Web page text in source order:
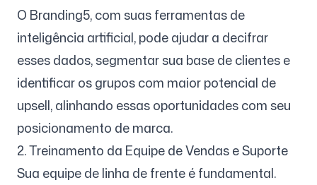
O Branding5, com suas ferramentas de
inteligência artificial, pode ajudar a decifrar
esses dados, segmentar sua base de clientes e
identificar os grupos com maior potencial de
upsell, alinhando essas oportunidades com seu
posicionamento de marca.
2. Treinamento da Equipe de Vendas e Suporte
Sua equipe de linha de frente é fundamental.